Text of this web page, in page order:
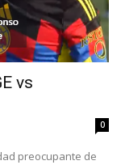
vs
0
preocupante de